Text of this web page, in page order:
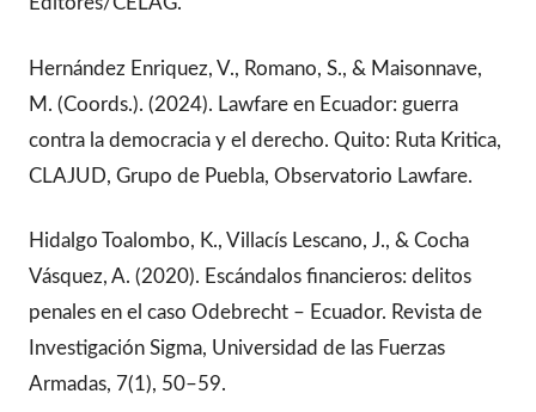
Hernández Enriquez, V., Romano, S., & Maisonnave,
M. (Coords.). (2024). Lawfare en Ecuador: guerra
contra la democracia y el derecho. Quito: Ruta Kritica,
CLAJUD, Grupo de Puebla, Observatorio Lawfare.
Hidalgo Toalombo, K., Villacís Lescano, J., & Cocha
Vásquez, A. (2020). Escándalos financieros: delitos
penales en el caso Odebrecht – Ecuador. Revista de
Investigación Sigma, Universidad de las Fuerzas
Armadas, 7(1), 50–59.